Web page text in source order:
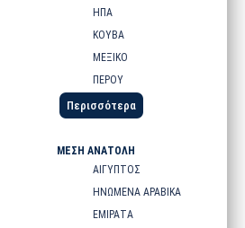
ΗΠΑ
ΚΟΥΒΑ
ΜΕΞΙΚΟ
ΠΕΡΟΥ
Περισσότερα
ΜΕΣΗ ΑΝΑΤΟΛΗ
ΑΙΓΥΠΤΟΣ
ΗΝΩΜΕΝΑ ΑΡΑΒΙΚΑ
ΕΜΙΡΑΤΑ